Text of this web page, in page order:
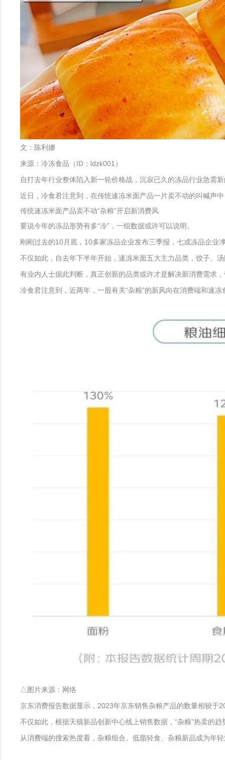
文：陈利娜
来源：冷冻食品（ID：ldzk001）
自打去年行业整体陷入新一轮价格战，沉寂已久的冻品行业急需
近日，冷食君注意到，在传统速冻米面产品一片卖不动的叫喊声
传统速冻米面产品卖不动“杂粮”开启新消费风
要说今年的冻品形势有多“冷”，一组数据或许可以说明。
刚刚过去的10月底，10多家冻品企业发布三季报，七成冻品企业
不仅如此，自去年下半年开始，速冻米面五大主力品类，饺子、
有业内人士据此判断，真正创新的品类或许才是解决新消费需求
冷食君注意到，近两年，一股有关“杂粮”的新风向在消费端和速
△图片来源：网络
京东消费报告数据显示，2023年京东销售杂粮产品的数量相较于
不仅如此，根据天猫新品创新中心线上销售数据，“杂粮”热卖的
从消费端的搜索热度看，杂粮组合、低脂轻食、杂粮新品成为年